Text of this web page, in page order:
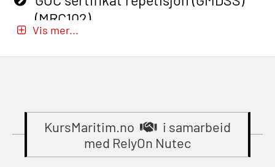
Beredskapsledelse – repetisjon
(OER1091)
Compressed Air Emergency
Compressed Air Emergency
Breathing System (CA-EBS) og
Skuldermåling (OBS125)
mindre skip oppdatering
(MBSBLE029)
sikkerhetskurs for offiserer
(MBSBLE024)
STCW Oppdatering videregående
(MRC102)
learning practical) (RBSBLE002)
Grunnkurs Industrivern (LSC115)
Grunnkurs Røykdykking Industrivern
Vis mer...
KursMaritim.no
i samarbeid
med RelyOn Nutec